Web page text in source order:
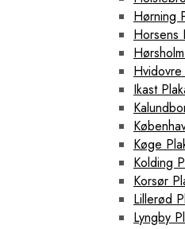
Hørning
Horsens
Ikast
Køge
Kolding
Korsør
Lillerød
Lyngby